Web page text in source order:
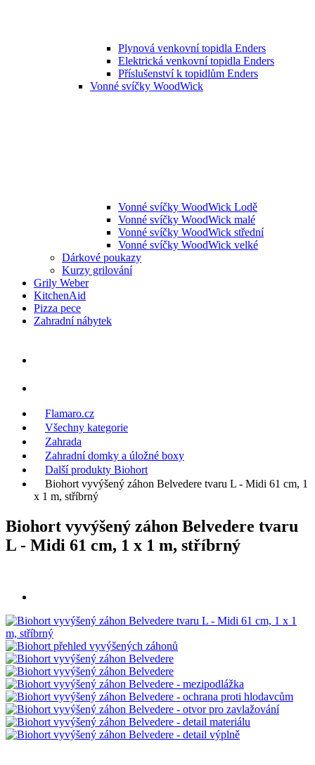
Plynová venkovní topidla Enders
Elektrická venkovní topidla Enders
Příslušenství k topidlům Enders
Vonné svíčky WoodWick
Vonné svíčky WoodWick Lodě
Vonné svíčky WoodWick malé
Vonné svíčky WoodWick střední
Vonné svíčky WoodWick velké
Dárkové poukazy
Kurzy grilování
Grily Weber
KitchenAid
Pizza pece
Zahradní nábytek
Flamaro.cz
Všechny kategorie
Zahrada
Zahradní domky a úložné boxy
Další produkty Biohort
Biohort vyvýšený záhon Belvedere tvaru L - Midi 61 cm, 1
x 1 m, stříbrný
Biohort vyvýšený záhon Belvedere tvaru
L - Midi 61 cm, 1 x 1 m, stříbrný